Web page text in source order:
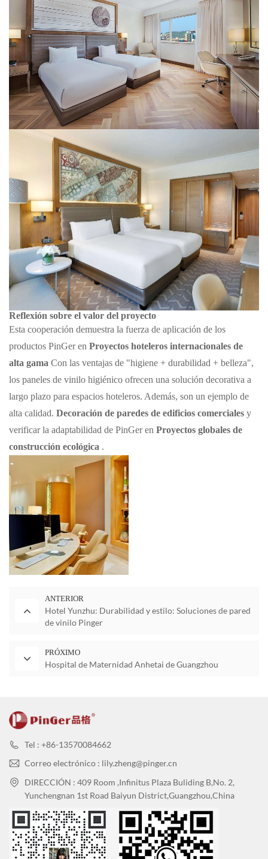
Reflexión sobre el valor del proyecto
Esta cooperación demuestra la fuerza de aplicación de los
productos PinGer en Proyectos hoteleros internacionales de
alta gama Con las ventajas de "higiene + durabilidad + belleza",
los paneles de vinilo higiénico ofrecen una solución decorativa a
largo plazo para espacios hoteleros. Además, son un ejemplo de
alta calidad. Decoración de paredes de edificios comerciales y
verificar la adaptabilidad de PinGer en Proyectos globales de
construcción ecológica .
ANTERIOR
Hotel Yunzhu: Durabilidad y estilo: Soluciones de pared
de vinilo Pinger
PRÓXIMO
Hospital de Maternidad Anhetai de Guangzhou
Tel : +86-13570084662
Correo electrónico : lily.zheng@pinger.cn
DIRECCIÓN : 409 Room ,Infinitus Plaza Buliding B,No. 2,
Yunchengnan 1st Road Baiyun District,Guangzhou,China